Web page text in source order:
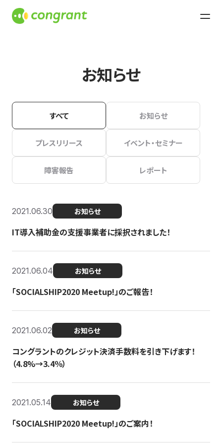
お知らせ
すべて お知らせ
プレスリリース イベント・セミナー
障害報告 レポート
2021.06.30 お知らせ
IT導入補助金の支援事業者に採択されました！
2021.06.04 お知らせ
「SOCIALSHIP2020 Meetup!」のご報告！
2021.06.02 お知らせ
コングラントのクレジット決済手数料を引き下げます！
（4.8%→3.4％）
2021.05.14 お知らせ
「SOCIALSHIP2020 Meetup!」のご案内！